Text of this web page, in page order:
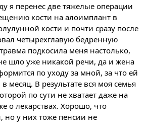
я перенес две тяжелые операции
кости на алоимплант в
кости и почти сразу после
четырехглавую бедренную
подкосила меня настолько,
шло уже никакой речи, да и жена
по уходу за мной, за что ей
месяц. В результате вся моя семья
по сути не хватает даже на
о лекарствах. Хорошо, что
но у них тоже пенсии не